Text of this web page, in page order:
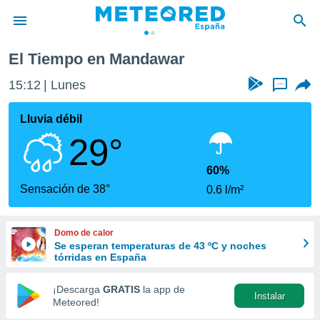
de
por
se
calidad.
a este
las
y
forma
digital
basada
El Tiempo en Mandawar
15:12 Lunes ...
Lluvia débil
29°
Sensación de 38°
60%
0.6 l/m²
Domo de calor
Se esperan temperaturas de 43 ºC y noches
tórridas en España
¡Descarga GRATIS la app de
Meteored!
Instalar